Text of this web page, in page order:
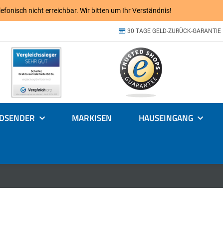
nicht erreichbar. Wir bitten um Ihr Verständnis!
30 TAGE GELD-ZURÜCK-GARANTIE
MARKISEN HAUSEINGANG